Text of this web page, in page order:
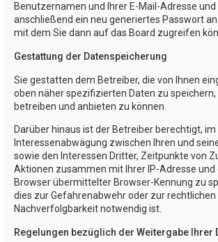
Benutzernamen und Ihrer E-Mail-Adresse
anschließend ein neu generiertes Passwort
mit dem Sie dann auf das Board zugreifen
Gestattung der Datenspeicherung
Sie gestatten dem Betreiber, die von Ihnen
oben näher spezifizierten Daten zu speichern,
betreiben und anbieten zu können.
Darüber hinaus ist der Betreiber berechtigt,
Interessenabwägung zwischen Ihren und
sowie den Interessen Dritter, Zeitpunkte von
Aktionen zusammen mit Ihrer IP-Adresse und
Browser übermittelter Browser-Kennung zu
dies zur Gefahrenabwehr oder zur rechtlichen
Nachverfolgbarkeit notwendig ist.
Regelungen bezüglich der Weitergabe Ihrer